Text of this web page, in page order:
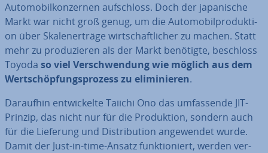
Au­to­mo­bil­kon­zer­nen auf­schloss. Doch der ja­pa­ni­sche
Markt war nicht groß genug, um die Au­to­mo­bil­pro­duk­ti­
on über Ska­len­er­trä­ge wirt­schaft­li­cher zu machen. Statt
mehr zu pro­du­zie­ren als der Markt benötigte, beschloss
Toyoda so viel Ver­schwen­dung wie möglich aus dem
Wert­schöp­fungs­pro­zess zu eli­mi­nie­ren.
Daraufhin ent­wi­ckel­te Taiichi Ono das um­fas­sen­de JIT-
Prinzip, das nicht nur für die Pro­duk­ti­on, sondern auch
für die Lieferung und Dis­tri­bu­ti­on an­ge­wen­det wurde.
Damit der Just-in-time-Ansatz funk­tio­niert, werden ver­